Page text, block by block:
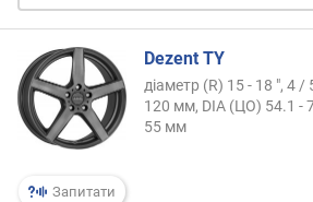
Запитати
Dezent TY
діаметр (R) 15 - 18 ", 4 /
120 мм, DIA (ЦО) 54.1 -
55 мм